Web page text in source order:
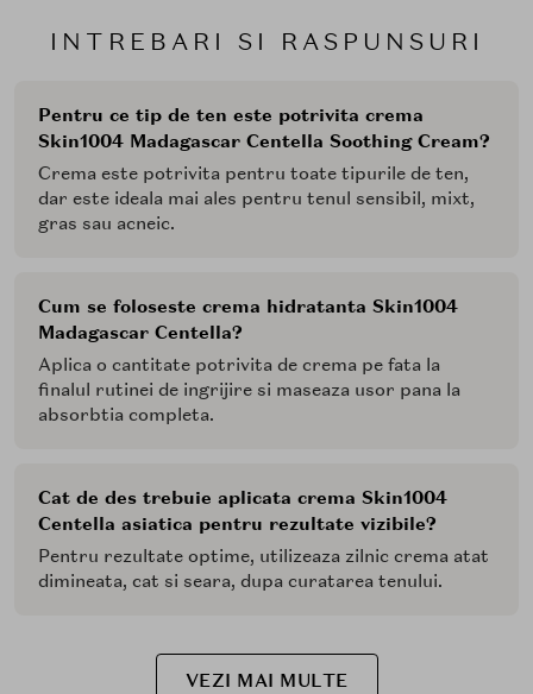
INTREBARI SI RASPUNSURI
Pentru ce tip de ten este potrivita crema
Skin1004 Madagascar Centella Soothing Cream?
Crema este potrivita pentru toate tipurile de ten,
dar este ideala mai ales pentru tenul sensibil, mixt,
gras sau acneic.
Cum se foloseste crema hidratanta Skin1004
Madagascar Centella?
Aplica o cantitate potrivita de crema pe fata la
finalul rutinei de ingrijire si maseaza usor pana la
absorbtia completa.
Cat de des trebuie aplicata crema Skin1004
Centella asiatica pentru rezultate vizibile?
Pentru rezultate optime, utilizeaza zilnic crema atat
dimineata, cat si seara, dupa curatarea tenului.
VEZI MAI MULTE